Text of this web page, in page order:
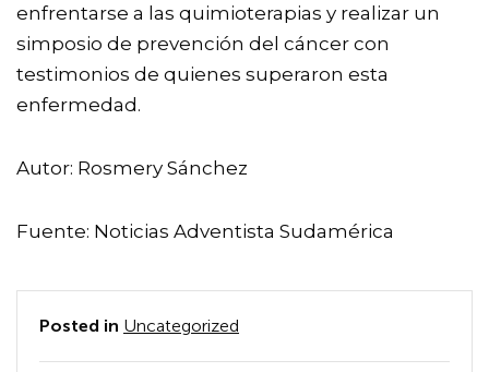
enfrentarse a las quimioterapias y realizar un
simposio de prevención del cáncer con
testimonios de quienes superaron esta
enfermedad.
Autor: Rosmery Sánchez
Fuente: Noticias Adventista Sudamérica
Posted in Uncategorized